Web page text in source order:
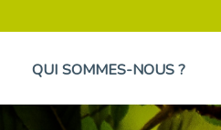
QUI SOMMES-NOUS ?